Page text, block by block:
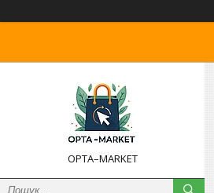
OPTA–MARKET